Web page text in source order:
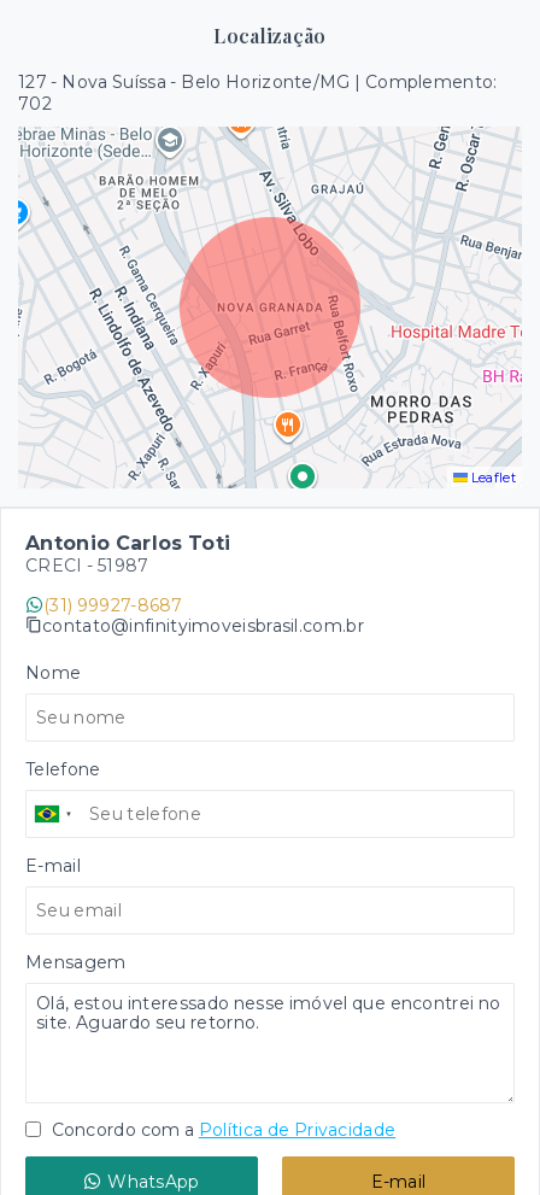
Localização
127 - Nova Suíssa - Belo Horizonte/MG | Complemento:
702
Leaflet
Antonio Carlos Toti
CRECI - 51987
(31) 99927-8687
contato@infinityimoveisbrasil.com.br
Nome
Telefone
E-mail
Mensagem
Concordo com a Política de Privacidade
WhatsApp E-mail